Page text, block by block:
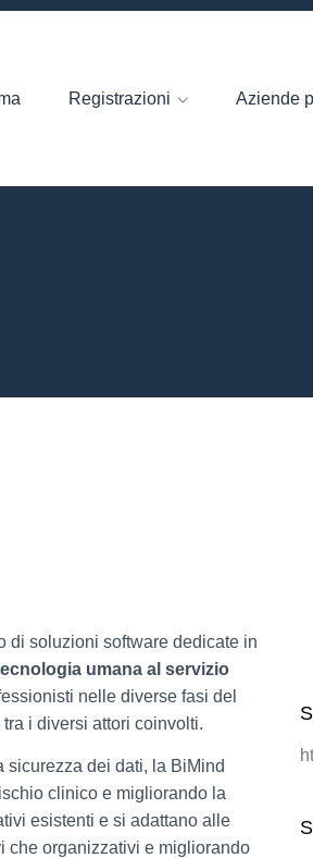
Registrazioni Aziende
di soluzioni software dedicate in
umana al servizio
nelle diverse fasi del
i diversi attori coinvolti.
dei dati, la BiMind
clinico e migliorando la
esistenti e si adattano alle
che organizzativi e migliorando